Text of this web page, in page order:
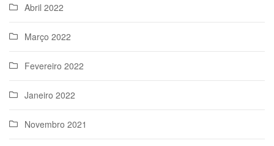
Abril 2022
Março 2022
Fevereiro 2022
Janeiro 2022
Novembro 2021